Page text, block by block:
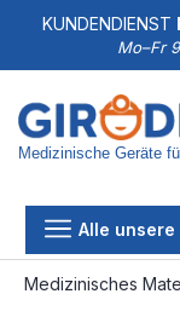
KUNDENDIENST
Mo–Fr
Medizinische Geräte
Alle
Medizinisches